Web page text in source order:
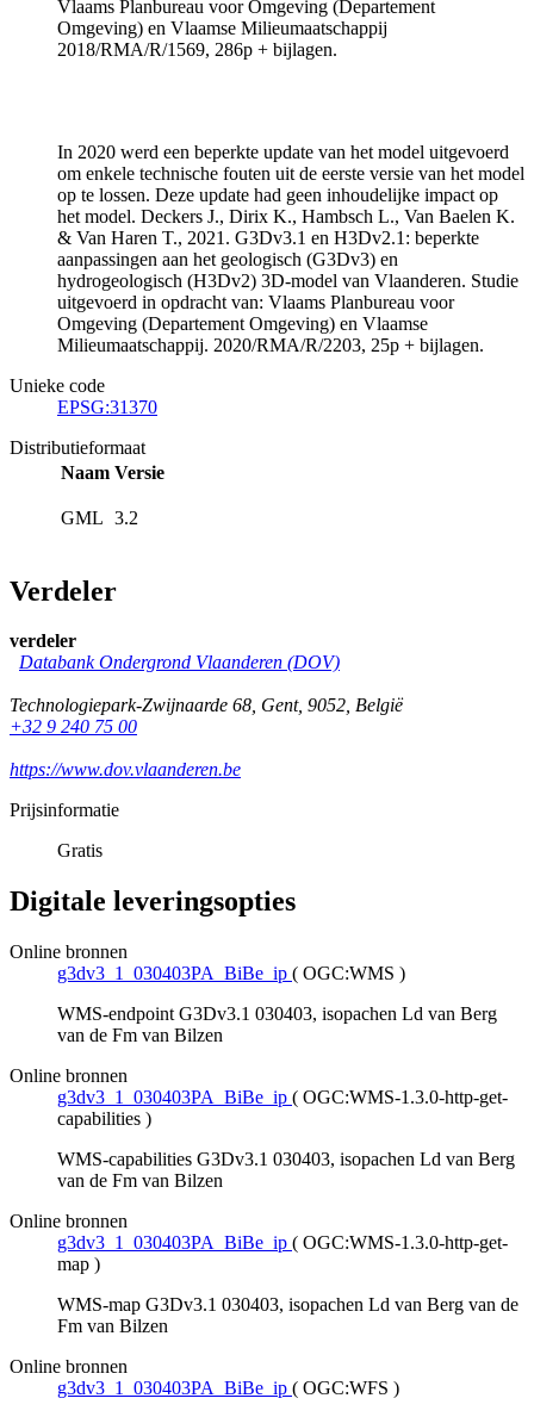
Vlaams Planbureau voor Omgeving (Departement
Omgeving) en Vlaamse Milieumaatschappij
2018/RMA/R/1569, 286p + bijlagen.
In 2020 werd een beperkte update van het model uitgevoerd
om enkele technische fouten uit de eerste versie van het model
op te lossen. Deze update had geen inhoudelijke impact op
het model. Deckers J., Dirix K., Hambsch L., Van Baelen K.
& Van Haren T., 2021. G3Dv3.1 en H3Dv2.1: beperkte
aanpassingen aan het geologisch (G3Dv3) en
hydrogeologisch (H3Dv2) 3D-model van Vlaanderen. Studie
uitgevoerd in opdracht van: Vlaams Planbureau voor
Omgeving (Departement Omgeving) en Vlaamse
Milieumaatschappij. 2020/RMA/R/2203, 25p + bijlagen.
Unieke code
EPSG:31370
Distributieformaat
Naam Versie
GML 3.2
Verdeler
verdeler
Databank Ondergrond Vlaanderen (DOV)
Technologiepark-Zwijnaarde 68, Gent, 9052, België
+32 9 240 75 00
https://www.dov.vlaanderen.be
Prijsinformatie
Gratis
Digitale leveringsopties
Online bronnen
g3dv3_1_030403PA_BiBe_ip ( OGC:WMS )
WMS-endpoint G3Dv3.1 030403, isopachen Ld van Berg
van de Fm van Bilzen
Online bronnen
g3dv3_1_030403PA_BiBe_ip ( OGC:WMS-1.3.0-http-get-
capabilities )
WMS-capabilities G3Dv3.1 030403, isopachen Ld van Berg
van de Fm van Bilzen
Online bronnen
g3dv3_1_030403PA_BiBe_ip ( OGC:WMS-1.3.0-http-get-
map )
WMS-map G3Dv3.1 030403, isopachen Ld van Berg van de
Fm van Bilzen
Online bronnen
g3dv3_1_030403PA_BiBe_ip ( OGC:WFS )